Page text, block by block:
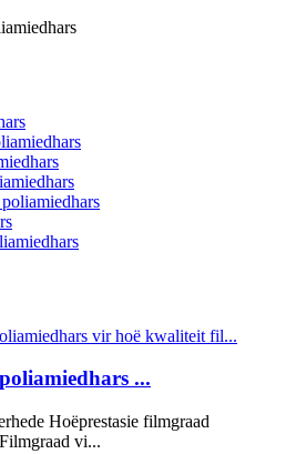
...
Hoëprestasie filmgraad
vi...